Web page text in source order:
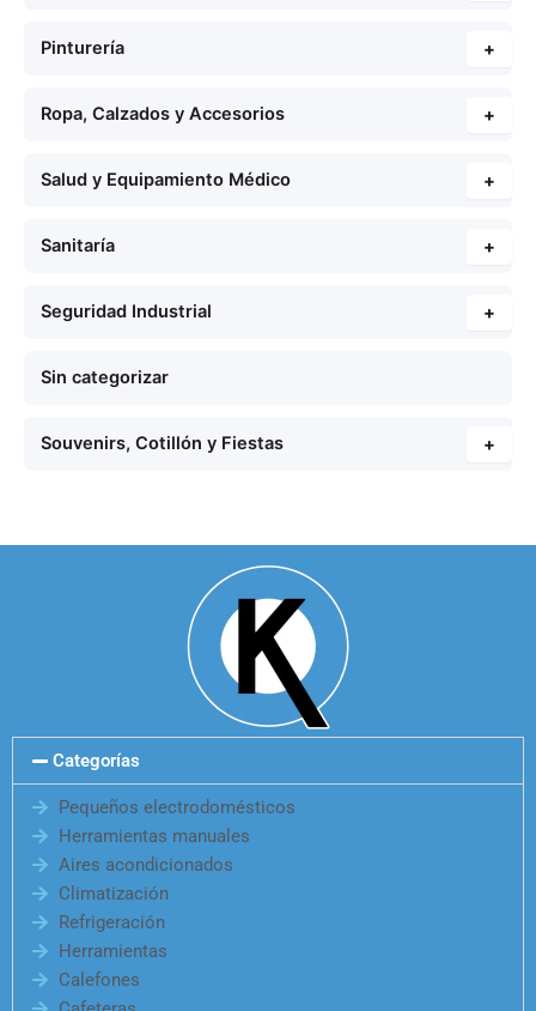
Pinturería +
Ropa, Calzados y Accesorios +
Salud y Equipamiento Médico +
Sanitaría +
Seguridad Industrial +
Sin categorizar
Souvenirs, Cotillón y Fiestas +
Categorías
Pequeños electrodomésticos
Herramientas manuales
Aires acondicionados
Climatización
Refrigeración
Herramientas
Calefones